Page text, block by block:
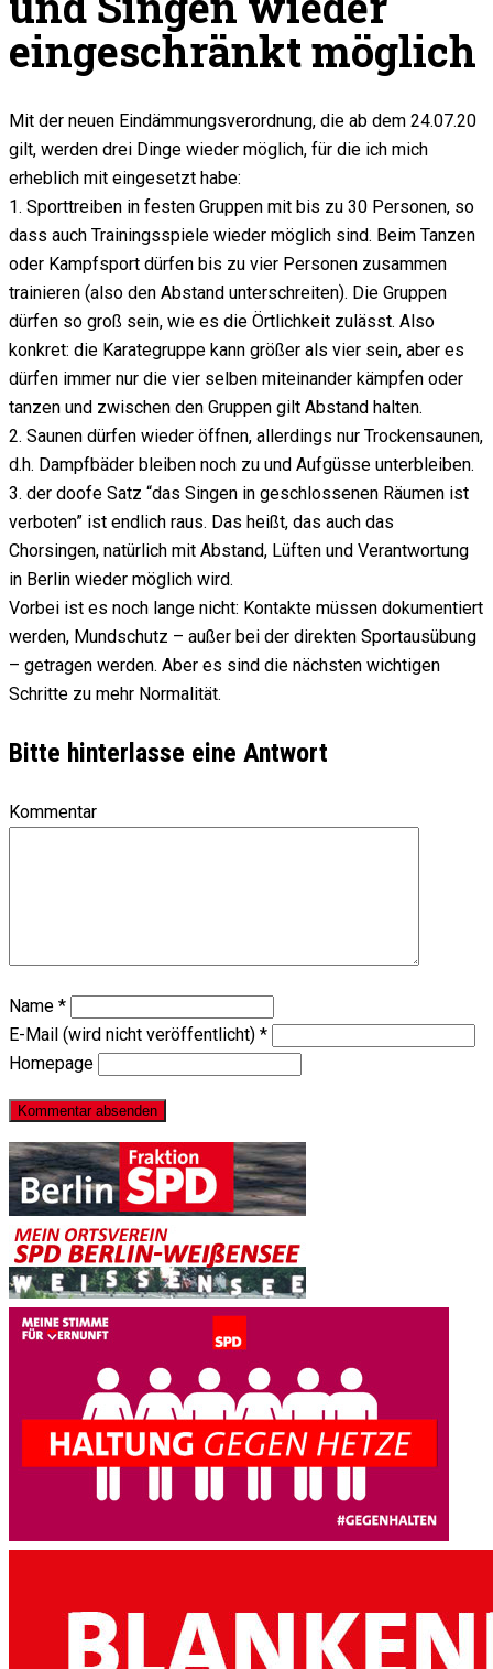
eingeschränkt möglich
Mit der neuen Eindämmungsverordnung, die ab dem 24.07.20
gilt, werden drei Dinge wieder möglich, für die ich mich
erheblich mit eingesetzt habe:
1. Sporttreiben in festen Gruppen mit bis zu 30 Personen, so
dass auch Trainingsspiele wieder möglich sind. Beim Tanzen
oder Kampfsport dürfen bis zu vier Personen zusammen
trainieren (also den Abstand unterschreiten). Die Gruppen
dürfen so groß sein, wie es die Örtlichkeit zulässt. Also
konkret: die Karategruppe kann größer als vier sein, aber es
dürfen immer nur die vier selben miteinander kämpfen oder
tanzen und zwischen den Gruppen gilt Abstand halten.
2. Saunen dürfen wieder öffnen, allerdings nur Trockensaunen,
d.h. Dampfbäder bleiben noch zu und Aufgüsse unterbleiben.
3. der doofe Satz “das Singen in geschlossenen Räumen ist
verboten” ist endlich raus. Das heißt, das auch das
Chorsingen, natürlich mit Abstand, Lüften und Verantwortung
in Berlin wieder möglich wird.
Vorbei ist es noch lange nicht: Kontakte müssen dokumentiert
werden, Mundschutz – außer bei der direkten Sportausübung
– getragen werden. Aber es sind die nächsten wichtigen
Schritte zu mehr Normalität.
Bitte hinterlasse eine Antwort
Kommentar
Name *
E-Mail (wird nicht veröffentlicht) *
Homepage